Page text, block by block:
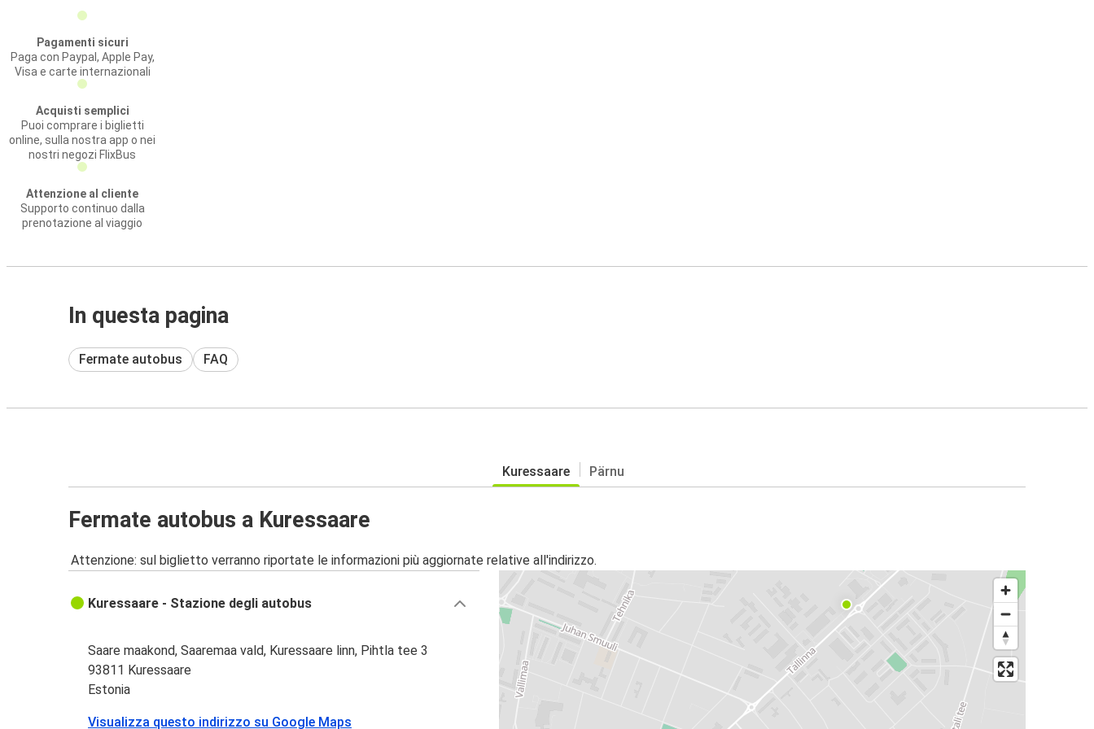
Pagamenti sicuri
Paga con Paypal, Apple Pay,
Visa e carte internazionali
Acquisti semplici
Puoi comprare i biglietti
online, sulla nostra app o nei
nostri negozi FlixBus
Attenzione al cliente
Supporto continuo dalla
prenotazione al viaggio
In questa pagina
Fermate autobus FAQ
Kuressaare Pärnu
Fermate autobus a Kuressaare
Attenzione: sul biglietto verranno riportate le informazioni più aggiornate relative all'indirizzo.
Kuressaare - Stazione degli autobus
Saare maakond, Saaremaa vald, Kuressaare linn, Pihtla tee 3
93811 Kuressaare
Estonia
Visualizza questo indirizzo su Google Maps